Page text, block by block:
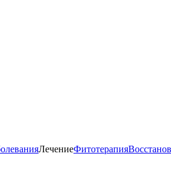
ЛечениеФитотерапия